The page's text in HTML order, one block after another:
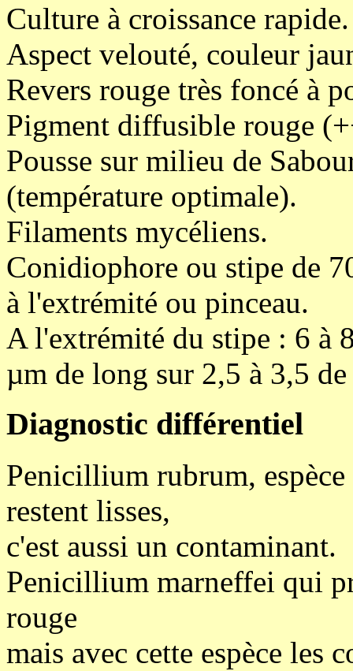
Culture à croissance rapide.
Aspect velouté, couleur
Revers rouge très foncé à
Pigment diffusible rouge
Pousse sur milieu de
(température optimale).
Filaments mycéliens.
Conidiophore ou stipe de
à l'extrémité ou pinceau.
A l'extrémité du stipe : 6 à
µm de long sur 2,5 à 3,5
Diagnostic différentiel
Penicillium rubrum,
restent lisses,
c'est aussi un contaminant.
Penicillium marneffei qui
rouge
mais avec cette espèce les